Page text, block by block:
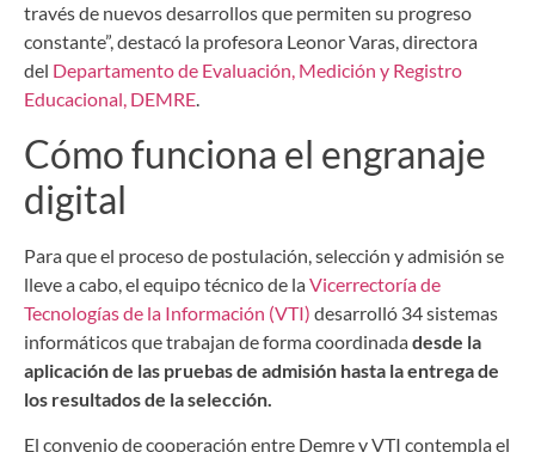
través de nuevos desarrollos que permiten su progreso
constante”, destacó la profesora Leonor Varas, directora
del Departamento de Evaluación, Medición y Registro
Educacional, DEMRE.
Cómo funciona el engranaje
digital
Para que el proceso de postulación, selección y admisión se
lleve a cabo, el equipo técnico de laVicerrectoría de
Tecnologías de la Información (VTI) desarrolló 34 sistemas
informáticos que trabajan de forma coordinadadesde la
aplicación de las pruebas de admisión hasta la entrega de
los resultados de la selección.
El convenio de cooperación entre Demre y VTI contempla el